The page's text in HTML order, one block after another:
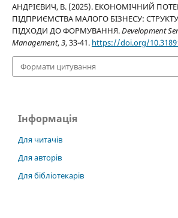
АНДРІЄВИЧ, В. (2025). ЕКОНОМІЧНИЙ
ПІДПРИЄМСТВА МАЛОГО БІЗНЕСУ:
ПІДХОДИ ДО ФОРМУВАННЯ.Development
Management,3, 33-41. https://doi.org/
Формати цитування
Інформація
Для читачів
Для авторів
Для бібліотекарів